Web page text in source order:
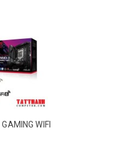
WIFI